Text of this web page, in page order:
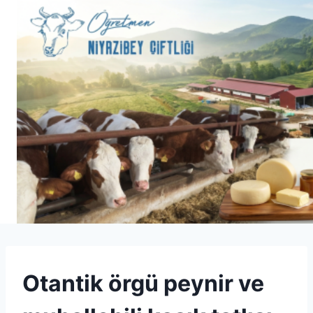
ŞEKER
|Otantik örgü peynir ve